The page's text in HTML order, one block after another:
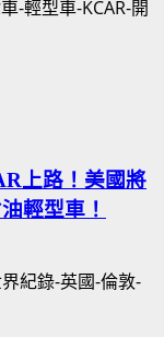
上路！美國將
輕型車！